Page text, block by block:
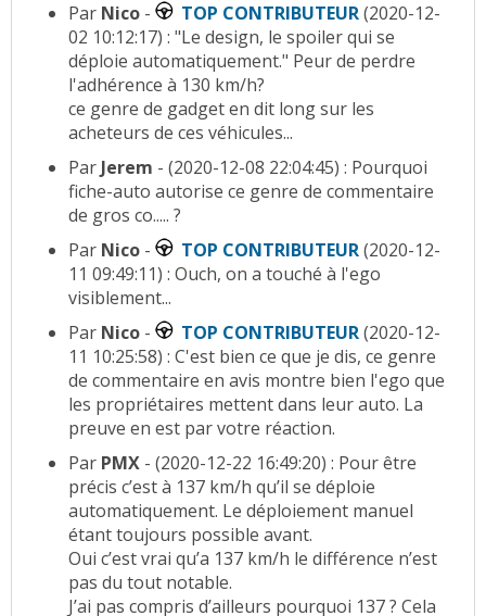
Par Nico - TOP CONTRIBUTEUR(2020-12-
02 10:12:17) : "Le design, le spoiler qui se
déploie automatiquement." Peur de perdre
l'adhérence à 130 km/h?
ce genre de gadget en dit long sur les
acheteurs de ces véhicules...
Par Jerem - (2020-12-08 22:04:45) : Pourquoi
fiche-auto autorise ce genre de commentaire
de gros co..... ?
Par Nico - TOP CONTRIBUTEUR(2020-12-
11 09:49:11) : Ouch, on a touché à l'ego
visiblement...
Par Nico - TOP CONTRIBUTEUR(2020-12-
11 10:25:58) : C'est bien ce que je dis, ce genre
de commentaire en avis montre bien l'ego que
les propriétaires mettent dans leur auto. La
preuve en est par votre réaction.
Par PMX - (2020-12-22 16:49:20) : Pour être
précis c’est à 137 km/h qu’il se déploie
automatiquement. Le déploiement manuel
étant toujours possible avant.
Oui c’est vrai qu’a 137 km/h le différence n’est
pas du tout notable.
J’ai pas compris d’ailleurs pourquoi 137 ? Cela